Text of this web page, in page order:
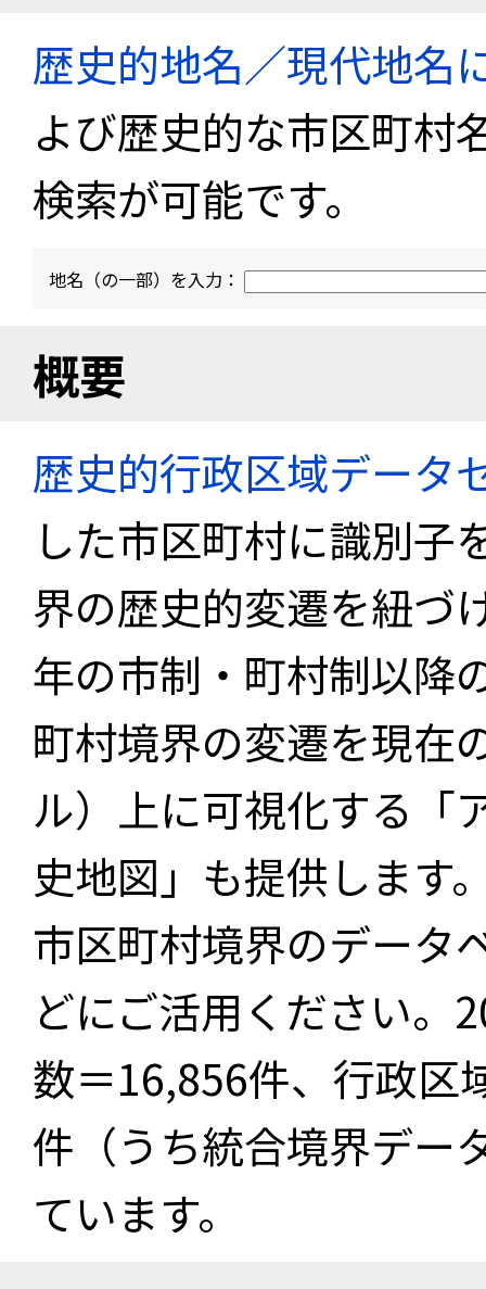
歴史的地名／現代地名
よび歴史的な市区町村
検索が可能です。
地名（の一部）を入力：
概要
歴史的行政区域データ
した市区町村に識別子
界の歴史的変遷を紐づ
年の市制・町村制以降
町村境界の変遷を現在
ル）上に可視化する「
史地図」も提供します
市区町村境界のデータ
どにご活用ください。
数＝16,856件、行政区
件（うち統合境界デー
ています。